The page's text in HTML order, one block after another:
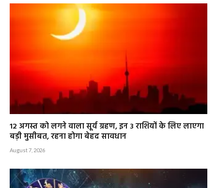
12 अगस्त को लगने वाला सूर्य ग्रहण, इन 3 राशियों के लिए लाएगा
बड़ी मुसीबत, रहना होगा बेहद सावधान
August 7, 2026